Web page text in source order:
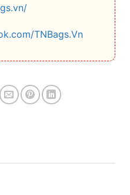
TNBags.Vn